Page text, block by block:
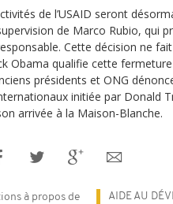
de l’USAID seront
de Marco Rubio, qui
Cette décision ne fait
Obama qualifie cette fermeture
présidents et ONG
initiée par Donald
arrivée à la Maison-Blanche.
à propos de AIDE AU